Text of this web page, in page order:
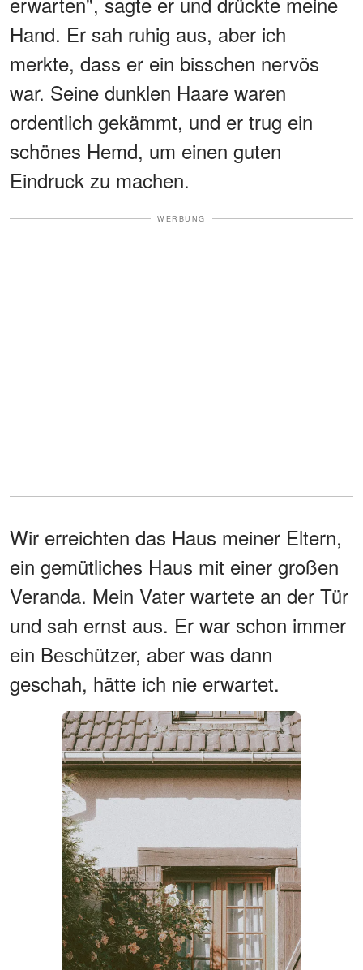
Hand. Er sah ruhig aus, aber ich
merkte, dass er ein bisschen nervös
war. Seine dunklen Haare waren
ordentlich gekämmt, und er trug ein
schönes Hemd, um einen guten
Eindruck zu machen.
WERBUNG
Wir erreichten das Haus meiner Eltern,
ein gemütliches Haus mit einer großen
Veranda. Mein Vater wartete an der Tür
und sah ernst aus. Er war schon immer
ein Beschützer, aber was dann
geschah, hätte ich nie erwartet.